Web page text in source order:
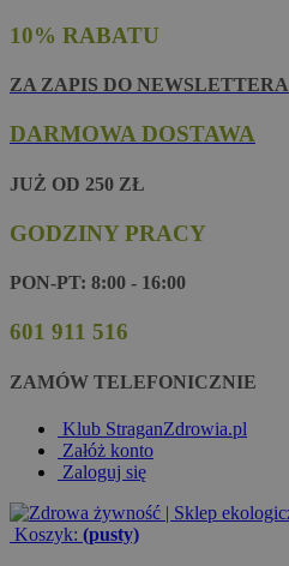
10% RABATU
ZA ZAPIS DO NEWSLETTERA
DARMOWA DOSTAWA
JUŻ OD 250 ZŁ
GODZINY PRACY
PON-PT: 8:00 - 16:00
601 911 516
ZAMÓW TELEFONICZNIE
Klub StraganZdrowia.pl
Załóż konto
Zaloguj się
Koszyk: (pusty)